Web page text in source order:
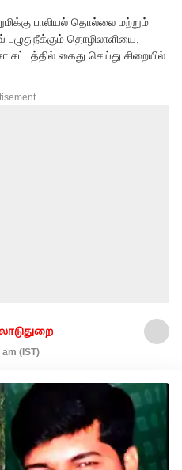
பாலியல் தொல்லை மற்றும்
தொழிலாளியை,
கைது செய்து சிறையில்
(IST)